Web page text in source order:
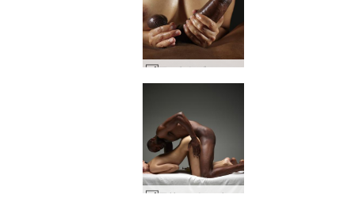
アマヤとゴローのチンポとおっぱい #41
アリエルとマイクの性的マッサージ #8